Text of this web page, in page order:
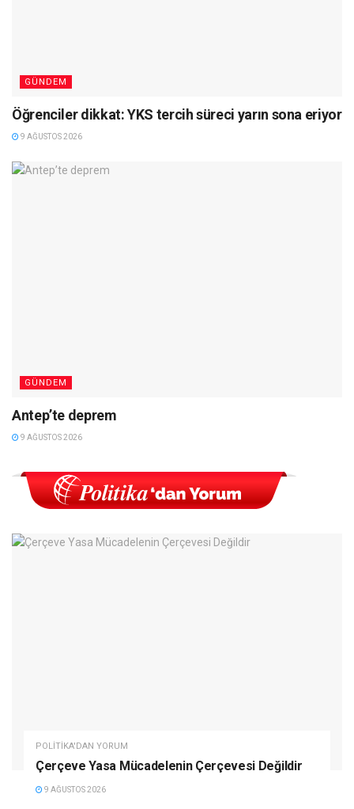
GÜNDEM
Öğrenciler dikkat: YKS tercih süreci yarın sona eriyor
9 AĞUSTOS 2026
GÜNDEM
Antep’te deprem
9 AĞUSTOS 2026
POLITIKA'DAN YORUM
Çerçeve Yasa Mücadelenin Çerçevesi Değildir
9 AĞUSTOS 2026